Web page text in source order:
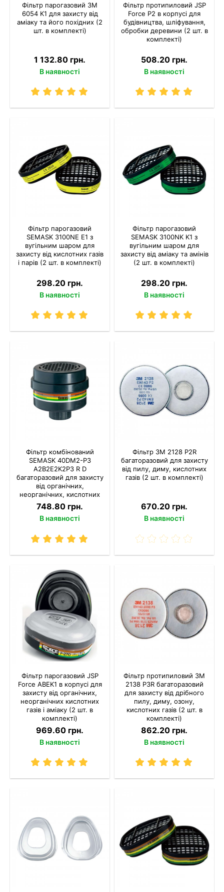
Фільтр парогазовий 3M
6054 K1 для захисту від
аміаку та його похідних (2
шт. в комплекті)
1 132.80 грн.
В наявності
Фільтр протипиловий JSP
Force P2 в корпусі для
будівництва, шліфування,
обробки деревини (2 шт. в
комплекті)
508.20 грн.
В наявності
Фільтр парогазовий
SEMASK 3100NE E1 з
вугільним шаром для
захисту від кислотних газів
і парів (2 шт. в комплекті)
298.20 грн.
В наявності
Фільтр парогазовий
SEMASK 3100NK K1 з
вугільним шаром для
захисту від аміаку та амінів
(2 шт. в комплекті)
298.20 грн.
В наявності
Фільтр комбінований
SEMASK 40DM2-P3
A2B2E2K2P3 R D
багаторазовий для захисту
від органічних,
неорганічних, кислотних
газів аміаку та пилу (1 шт.)
748.80 грн.
В наявності
Фільтр 3M 2128 P2R
багаторазовий для захисту
від пилу, диму, кислотних
газів (2 шт. в комплекті)
670.20 грн.
В наявності
Фільтр парогазовий JSP
Force ABEK1 в корпусі для
захисту від органічних,
неорганічних кислотних
газів і аміаку (2 шт. в
комплекті)
969.60 грн.
В наявності
Фільтр протипиловий 3M
2138 P3R багаторазовий
для захисту від дрібного
пилу, диму, озону,
кислотних газів (2 шт. в
комплекті)
862.20 грн.
В наявності